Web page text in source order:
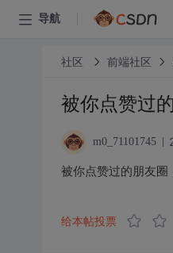
导航
社区 前端社区
被你点赞过
m0_71101745
被你点赞过的朋友圈
给本帖投票